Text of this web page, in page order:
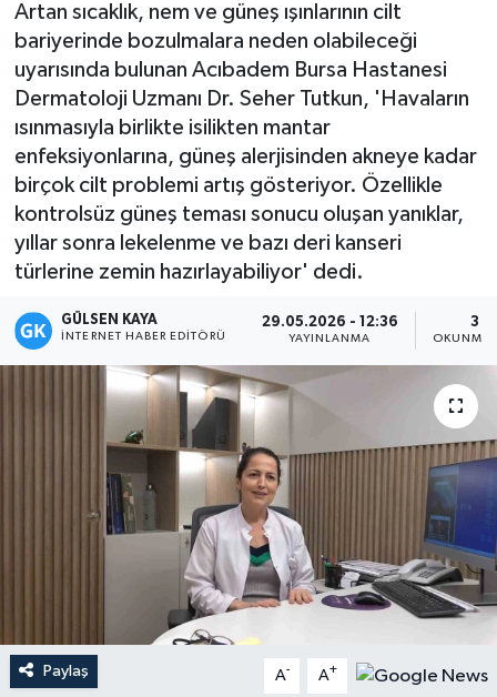
Artan sıcaklık, nem ve güneş ışınlarının cilt
bariyerinde bozulmalara neden olabileceği
uyarısında bulunan Acıbadem Bursa Hastanesi
Dermatoloji Uzmanı Dr. Seher Tutkun, 'Havaların
ısınmasıyla birlikte isilikten mantar
enfeksiyonlarına, güneş alerjisinden akneye kadar
birçok cilt problemi artış gösteriyor. Özellikle
kontrolsüz güneş teması sonucu oluşan yanıklar,
yıllar sonra lekelenme ve bazı deri kanseri
türlerine zemin hazırlayabiliyor' dedi.
GÜLSEN KAYA
İNTERNET HABER EDITÖRÜ
29.05.2026 - 12:36
YAYINLANMA
3
OKUNMA
Paylaş A- A+
Haberde insan
Kültür - Sanat
Magazin
Mersin
Mersin Tarihi
Resmi İlan
Sağlık
Spor
Teknoloji